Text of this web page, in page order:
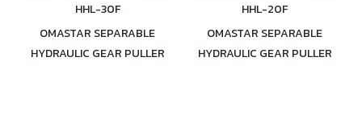
HHL-30F
OMASTAR SEPARABLE
HYDRAULIC GEAR PULLER
HHL-20F
OMASTAR SEPARABLE
HYDRAULIC GEAR PULLER